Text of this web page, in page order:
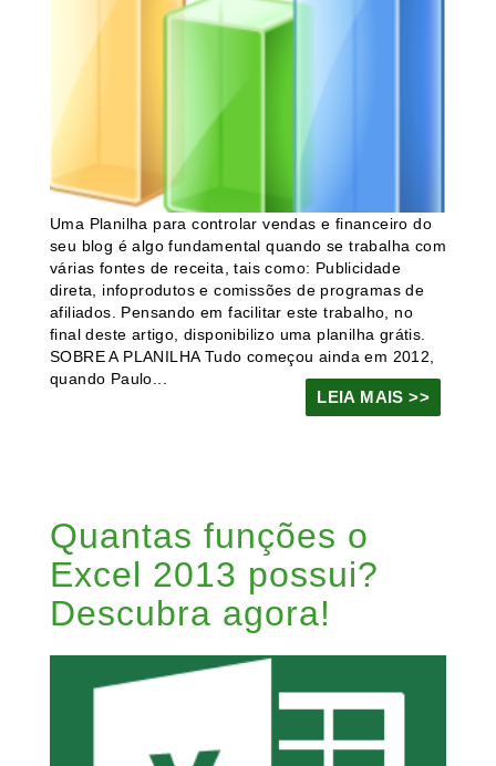
Uma Planilha para controlar vendas e financeiro do
seu blog é algo fundamental quando se trabalha com
várias fontes de receita, tais como: Publicidade
direta, infoprodutos e comissões de programas de
afiliados. Pensando em facilitar este trabalho, no
final deste artigo, disponibilizo uma planilha grátis.
SOBRE A PLANILHA Tudo começou ainda em 2012,
quando Paulo...
LEIA MAIS >>
Quantas funções o
Excel 2013 possui?
Descubra agora!